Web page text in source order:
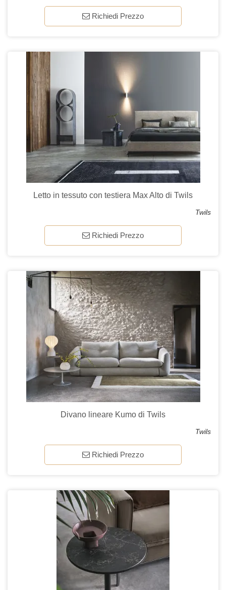
Richiedi Prezzo
Letto in tessuto con testiera Max Alto di Twils
Twils
Richiedi Prezzo
Divano lineare Kumo di Twils
Twils
Richiedi Prezzo